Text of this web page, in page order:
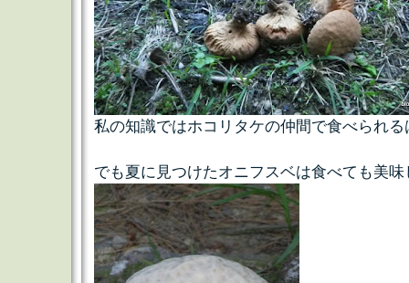
私の知識ではホコリタケの仲間で食べられる
でも夏に見つけたオニフスベは食べても美